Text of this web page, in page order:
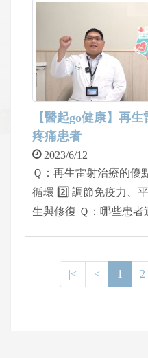
【醫起go健康】再
疼痛患者
2023/6/12
Ｑ：再生雷射治療的優
循環 2️⃣ 調節免疫力、
生與修復 Ｑ：哪些患者適合再生雷射治療呢？ 目
身很多壓痛點的患者，
性傷口與潰瘍的患者，
|< < 1 2